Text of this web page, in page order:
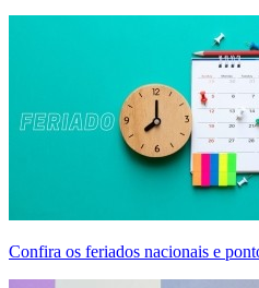
Confira os feriados nacionais e